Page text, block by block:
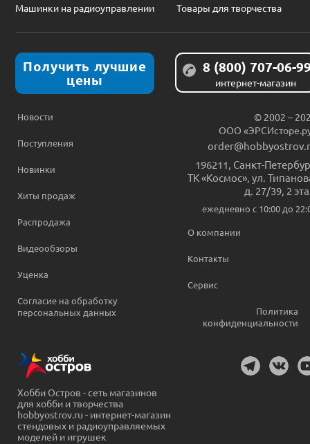
Машинки на радиоуправлении
Товары для творчества
Получить лучшие
цены
8 (800) 707-06-
интернет-магазин
Новости
Поступления
Новинки
Хиты продаж
Распродажа
Видеообзоры
Уценка
Согласие на обработку
персональных данных
© 2002 –
ООО
196211 Санкт-
ТК «Космос», ул.
д. 27/39, 2
ежедневно c 10:00 до
О компании
Контакты
Сервис
Политика
конфиденциальности
Хобби Остров - сеть магазинов
для хобби и творчества
hobbyostrov.ru - интернет-магазин
стендовых и радиоуправляемых
моделей и игрушек